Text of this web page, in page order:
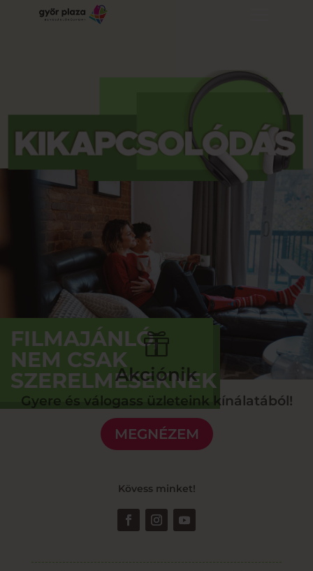
FILMAJÁNLÓ,
NEM CSAK
SZERELMESEKNEK

Akciónik
Gyere és válogass üzleteink kínálatából!
MEGNÉZEM
Kövess minket!